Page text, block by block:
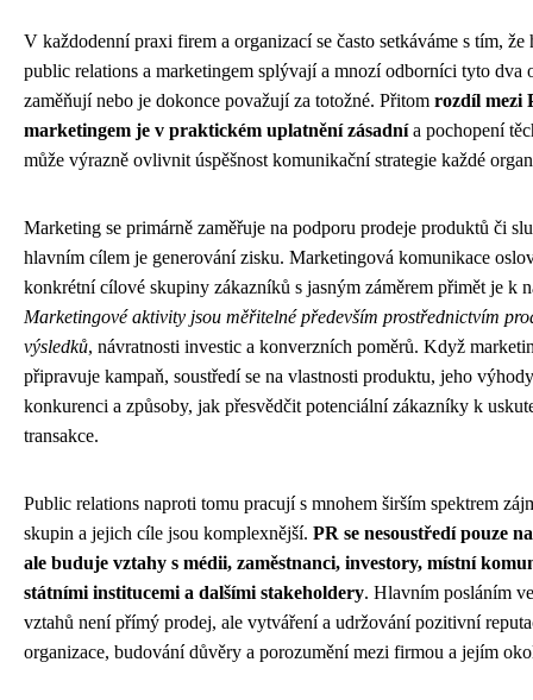
V každodenní praxi firem a organizací se často setkáváme s tím, že
public relations a marketingem splývají a mnozí odborníci tyto dva
zaměňují nebo je dokonce považují za totožné. Přitom rozdíl mezi
marketingem je v praktickém uplatnění zásadnía pochopení
může výrazně ovlivnit úspěšnost komunikační strategie každé
Marketing se primárně zaměřuje na podporu prodeje produktů či
hlavním cílem je generování zisku. Marketingová komunikace
konkrétní cílové skupiny zákazníků s jasným záměrem přimět je k
Marketingové aktivity jsou měřitelné především prostřednictvím
výsledků, návratnosti investic a konverzních poměrů. Když
připravuje kampaň, soustředí se na vlastnosti produktu, jeho
konkurenci a způsoby, jak přesvědčit potenciální zákazníky k
transakce.
Public relations naproti tomu pracují s mnohem širším spektrem
skupin a jejich cíle jsou komplexnější. PR se nesoustředí pouze
ale buduje vztahy s médii, zaměstnanci, investory, místní
státními institucemi a dalšími stakeholdery. Hlavním posláním
vztahů není přímý prodej, ale vytváření a udržování pozitivní
organizace, budování důvěry a porozumění mezi firmou a jejím